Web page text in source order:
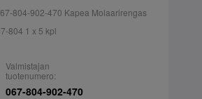
804-902-470 Kapea Molaarirengas
804 1 x 5 kpl
Valmistajan
tuotenumero:
067-804-902-470